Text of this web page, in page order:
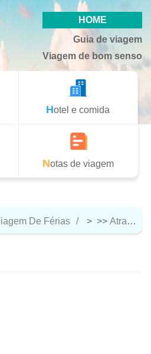
HOME
Guia de viagem
Viagem de bom senso
Hotel e comida
Notas de viagem
De Férias > >> Atração Turística